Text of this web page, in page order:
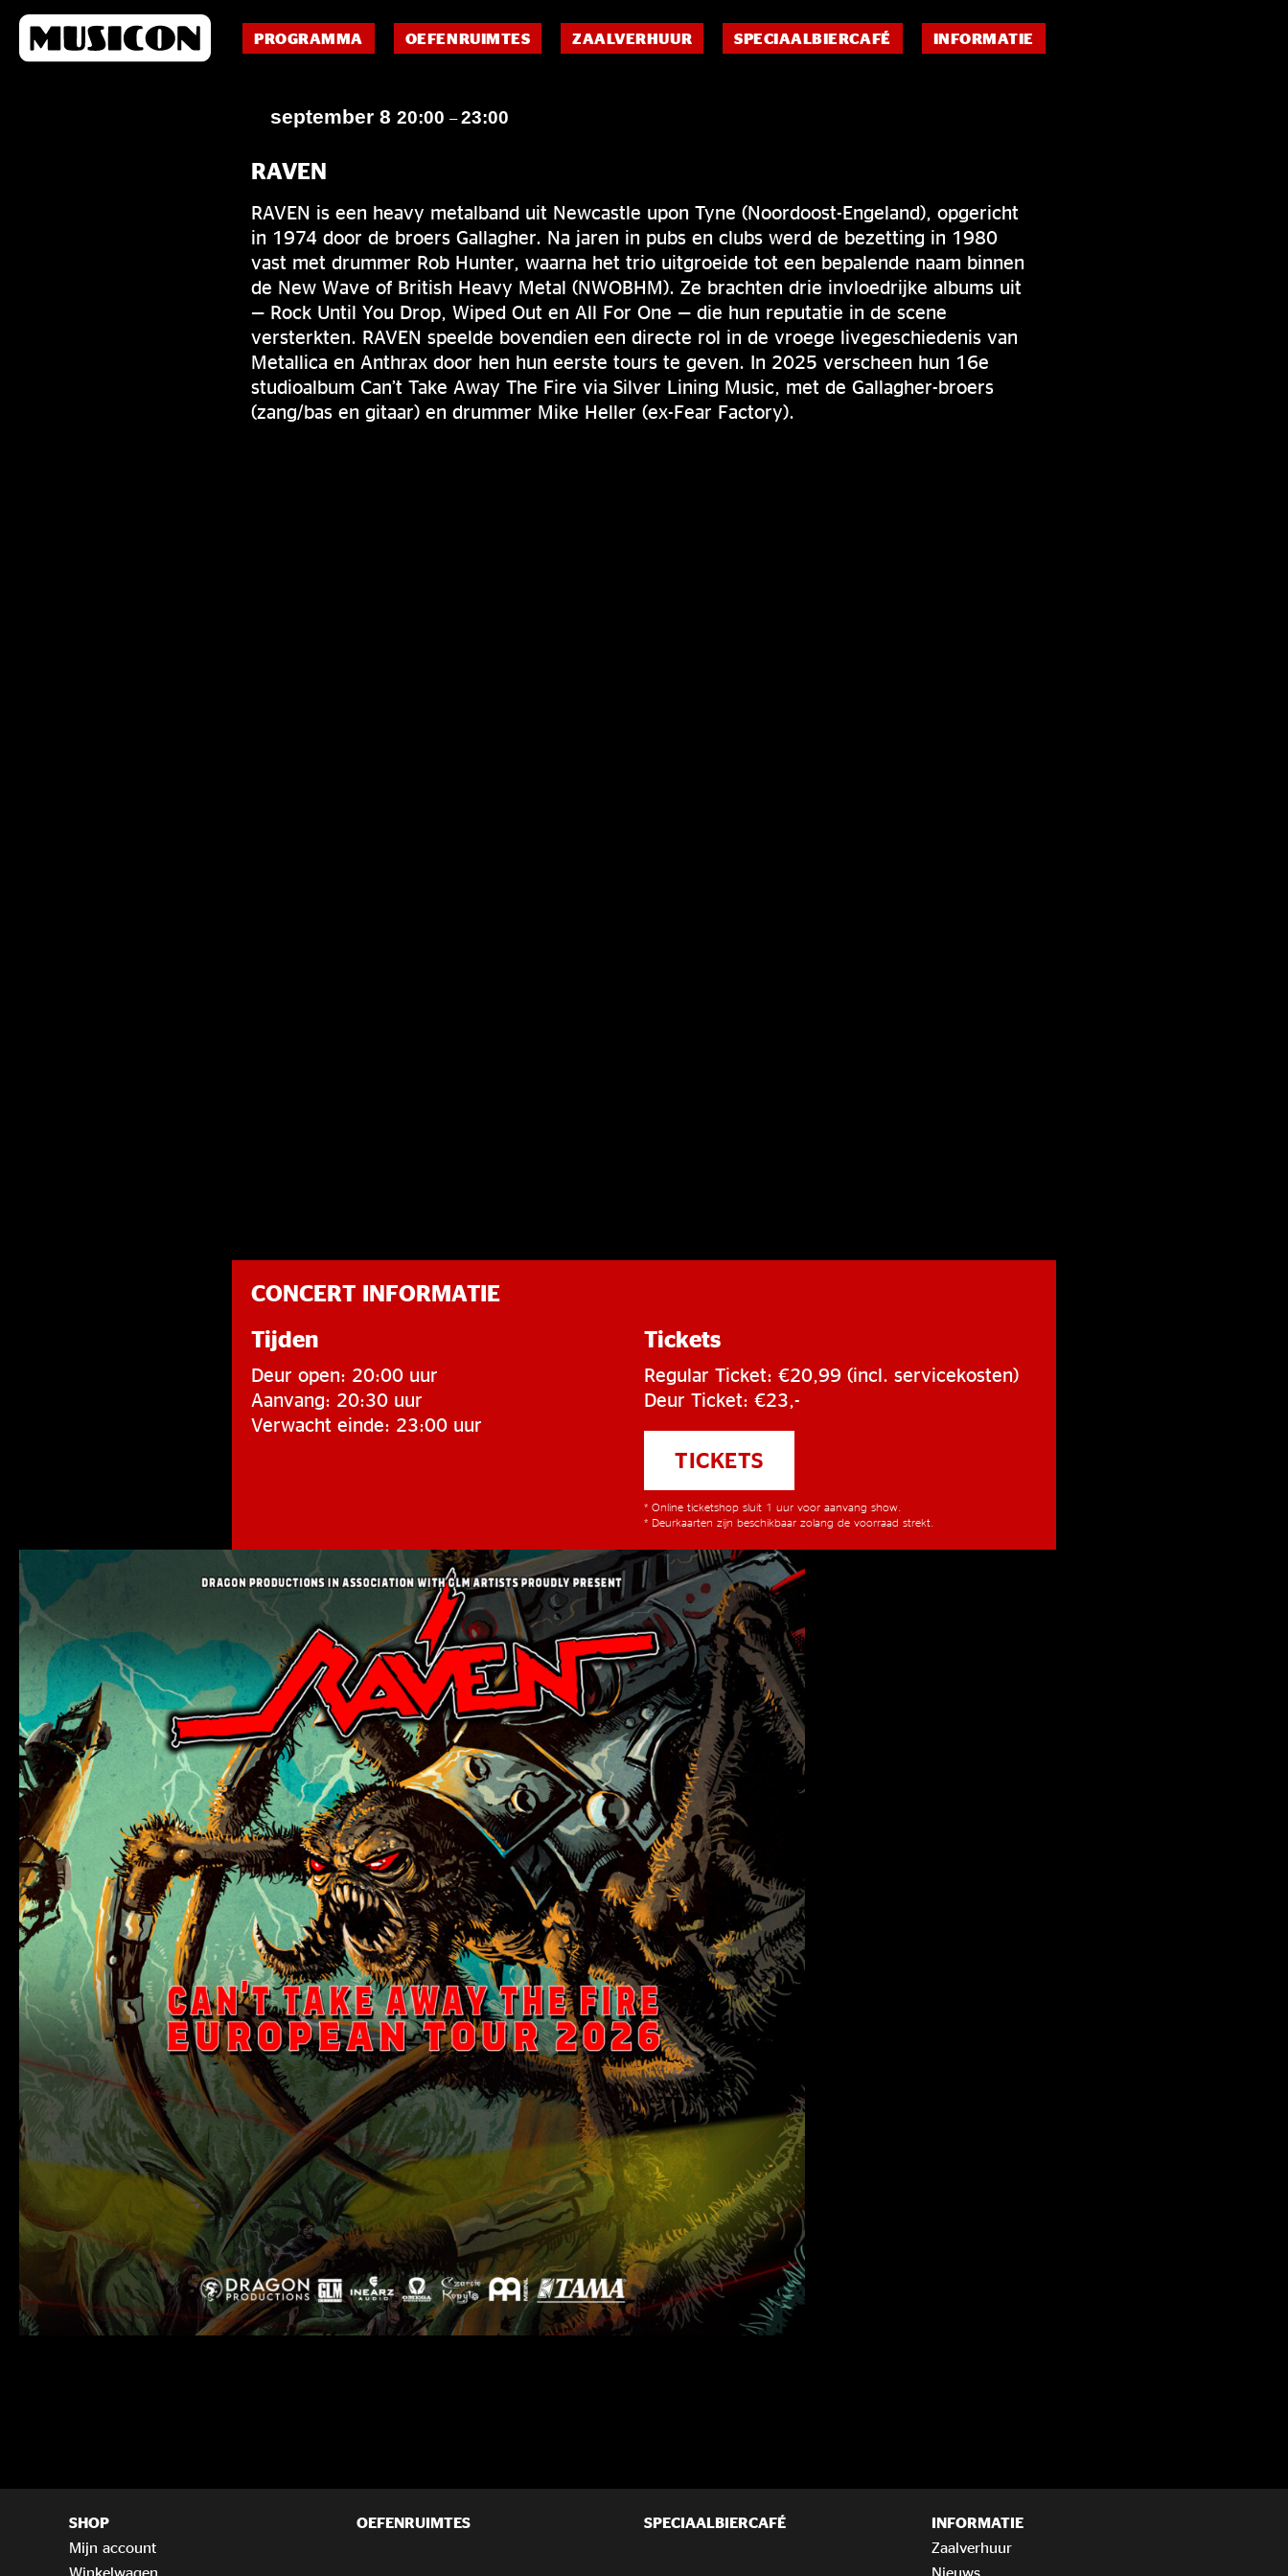
PROGRAMMA OEFENRUIMTES ZAALVERHUUR SPECIAALBIERCAFÉ INFORMATIE
september 8 20:00 –23:00
RAVEN
RAVEN is een heavy metalband uit Newcastle upon Tyne (Noordoost-Engeland), opgericht
in 1974 door de broers Gallagher. Na jaren in pubs en clubs werd de bezetting in 1980
vast met drummer Rob Hunter, waarna het trio uitgroeide tot een bepalende naam binnen
de New Wave of British Heavy Metal (NWOBHM). Ze brachten drie invloedrijke albums uit
— Rock Until You Drop, Wiped Out en All For One — die hun reputatie in de scene
versterkten. RAVEN speelde bovendien een directe rol in de vroege livegeschiedenis van
Metallica en Anthrax door hen hun eerste tours te geven. In 2025 verscheen hun 16e
studioalbum Can’t Take Away The Fire via Silver Lining Music, met de Gallagher-broers
(zang/bas en gitaar) en drummer Mike Heller (ex-Fear Factory).
CONCERT INFORMATIE
Tijden
Deur open: 20:00 uur
Aanvang: 20:30 uur
Verwacht einde: 23:00 uur
Tickets
Regular Ticket: €20,99 (incl. servicekosten)
Deur Ticket: €23,-
TICKETS
* Online ticketshop sluit 1 uur voor aanvang show.
* Deurkaarten zijn beschikbaar zolang de voorraad strekt.
SHOP
Mijn account
Winkelwagen
OEFENRUIMTES SPECIAALBIERCAFÉ
INFORMATIE
Zaalverhuur
Nieuws